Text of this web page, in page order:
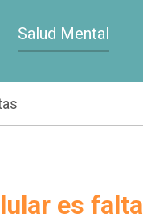
Salud Mental
es falta